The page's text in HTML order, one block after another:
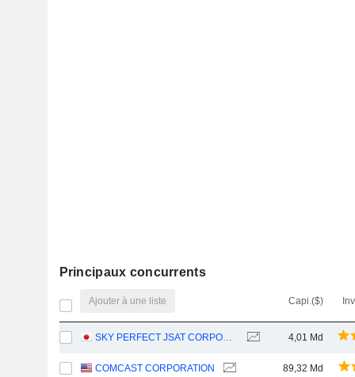
Principaux concurrents
Ajouter à une liste Capi.($)
SKY PERFECT JSAT CORPORATION 4,01 Md
COMCAST CORPORATION 89,32 Md